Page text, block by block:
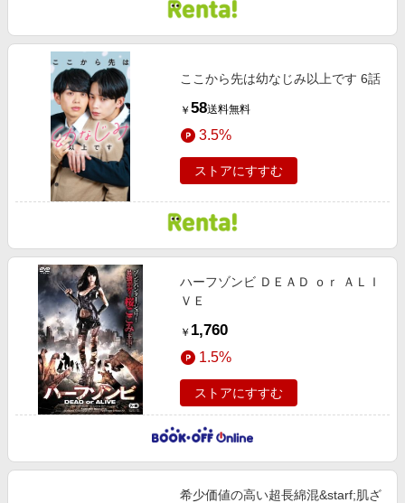
ここから先は幼なじみ以上です 6話
￥ 58送料無料
3.5%
ストアにすすむ
ハーフゾンビ ＤＥＡＤ ｏｒ ＡＬＩ
ＶＥ
￥ 1,760
1.5%
ストアにすすむ
希少価値の高い超長綿混&starf;肌ざ